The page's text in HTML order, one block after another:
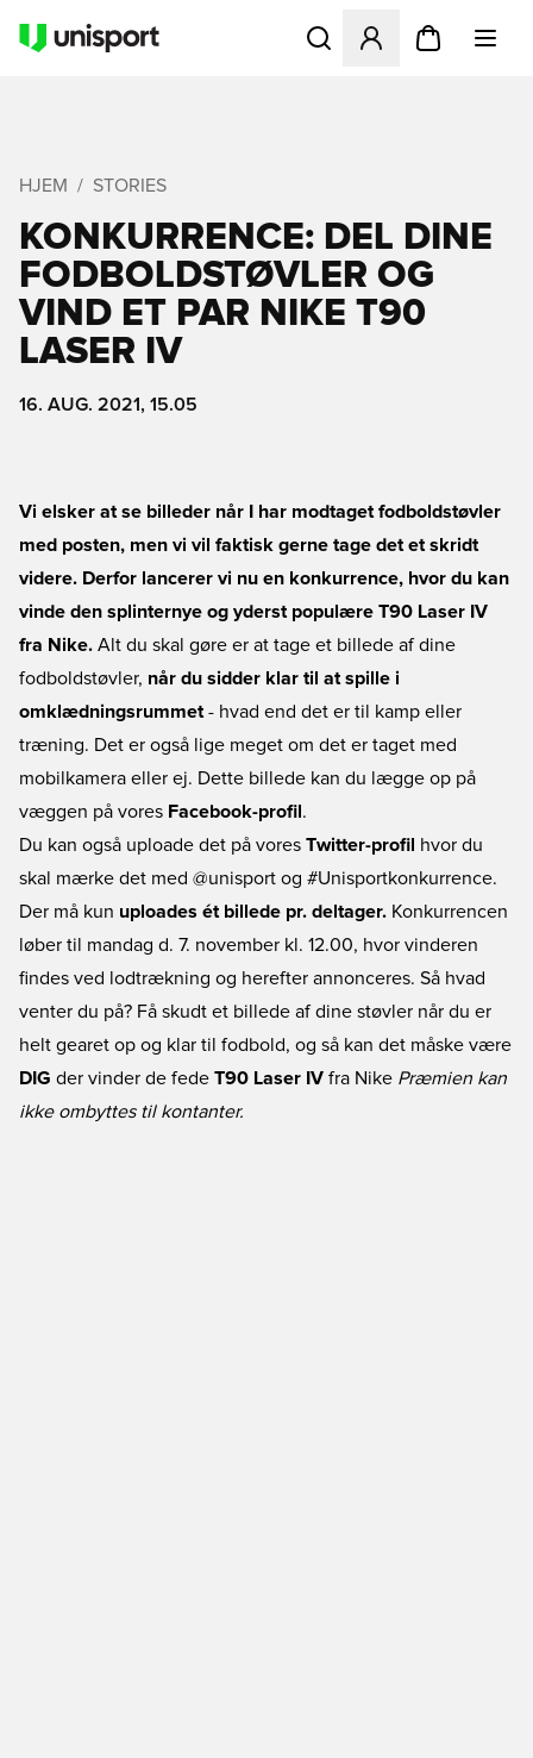
Åbner en Modal til at
HJEM STORIES
KONKURRENCE: DEL DINE
FODBOLDSTØVLER OG
VIND ET PAR NIKE T90
LASER IV
16. AUG. 2021, 15.05
Vi elsker at se billeder når I har modtaget fodboldstøvler
med posten, men vi vil faktisk gerne tage det et skridt
videre. Derfor lancerer vi nu en konkurrence, hvor du kan
vinde den splinternye og yderst populære T90 Laser IV
fra Nike. Alt du skal gøre er at tage et billede af dine
fodboldstøvler, når du sidder klar til at spille i
omklædningsrummet - hvad end det er til kamp eller
træning. Det er også lige meget om det er taget med
mobilkamera eller ej. Dette billede kan du lægge op på
væggen på vores Facebook-profil .
Du kan også uploade det på vores Twitter-profil
hvor du
skal mærke det med @unisport og #Unisportkonkurrence.
Der må kun uploades ét billede pr. deltager. Konkurrencen
løber til mandag d. 7. november kl. 12.00, hvor vinderen
findes ved lodtrækning og herefter annonceres. Så hvad
venter du på? Få skudt et billede af dine støvler når du er
helt gearet op og klar til fodbold, og så kan det måske være
DIG der vinder de fede T90 Laser IV fra Nike Præmien kan
ikke ombyttes til kontanter.